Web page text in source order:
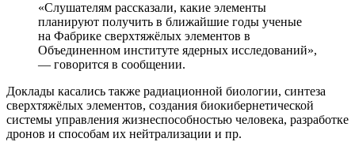
«Слушателям рассказали, какие элементы
планируют получить в ближайшие годы ученые
на Фабрике сверхтяжёлых элементов в
Объединенном институте ядерных исследований»,
— говорится в сообщении.
Доклады касались также радиационной биологии, синтеза
сверхтяжёлых элементов, создания биокибернетической
системы управления жизнеспособностью человека, разработке
дронов и способам их нейтрализации и пр.